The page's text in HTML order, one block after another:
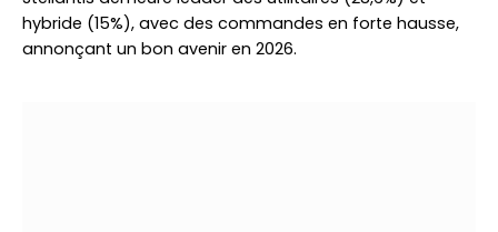
hybride (15%), avec des commandes en forte hausse,
annonçant un bon avenir en 2026.